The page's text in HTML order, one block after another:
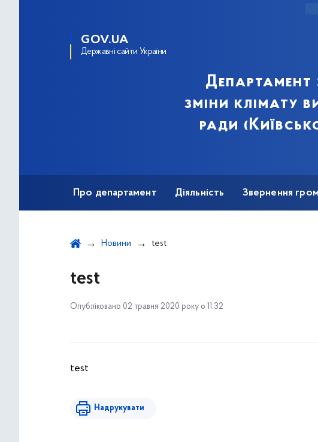
GOV.UA
Державні сайти України
Департамент
зміни клімату
ради
Про департамент Діяльність Звернення
Новини test
test
Опубліковано 02 травня 2020 року о 11:32
test
Надрукувати